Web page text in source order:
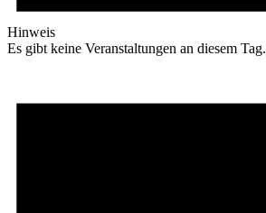
Hinweis
Es gibt keine Veranstaltungen an diesem Tag.